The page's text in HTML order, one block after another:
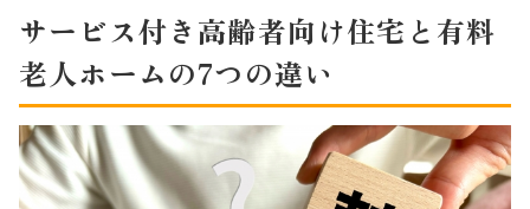
サービス付き高齢者向け住宅と有料
老人ホームの7つの違い